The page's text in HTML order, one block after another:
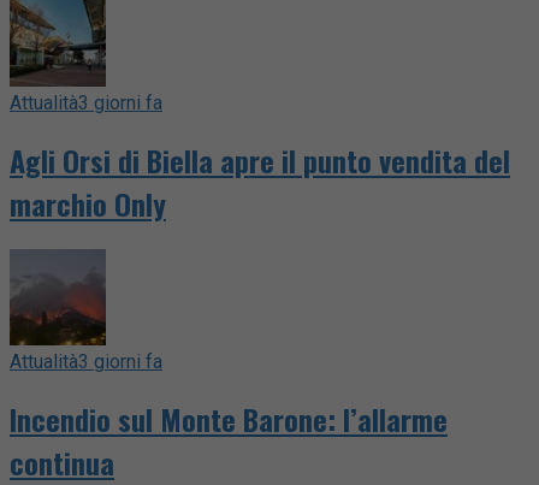
Attualità3 giorni fa
Agli Orsi di Biella apre il punto vendita del
marchio Only
Attualità3 giorni fa
Incendio sul Monte Barone: l’allarme
continua